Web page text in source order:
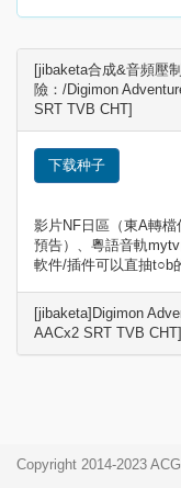
[jibaketa合成&音頻壓
險：/Digimon
SRT TVB CHT]
下载种子
影片NF日區（東A轉
預告）、粵語音軌
軟件/插件可以直抽t○b
[jibaketa]Digimon
AACx2 SRT TVB
Copyright 2014-2023